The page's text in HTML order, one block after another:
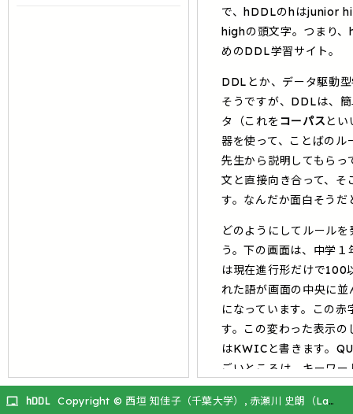
hDDL
Copyright © 西垣 知佳子（千葉大学）, 赤瀬川 史朗（Lago
NLP）hDDL Copyright © 西垣 知佳子（千葉大学）, 赤瀬川 史朗（Lago NLP）
で、hDDLのhはjunior
highの頭文字。つまり
めのDDL学習サイト。
DDLとか、データ駆動
そうですが、DDLは、
タ（これをコーパスとい
器を使って、ことばの
先生から説明してもら
文と直接向き合って、
す。なんだか面白そうだ
どのようにしてルール
う。下の画面は、中学
は現在進行形だけで100
れた語が画面の中央に
になっています。この赤
す。この変わった表示
はKWICと書きます。
ごいところは、キーワ
ること。今、画面で青
ing形のひとつ前にくる